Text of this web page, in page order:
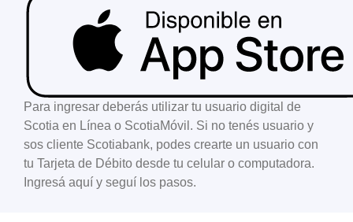
Para ingresar deberás utilizar tu usuario digital de
Scotia en Línea o ScotiaMóvil. Si no tenés usuario y
sos cliente Scotiabank, podes crearte un usuario con
tu Tarjeta de Débito desde tu celular o computadora.
Ingresá aquí y seguí los pasos.